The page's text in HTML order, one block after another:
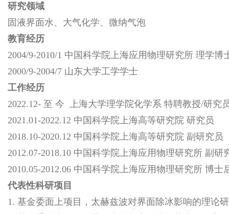
研究领域
固液界面水、大气化学、微纳气泡
教育经历
2004/9-2010/1 中国科学院上海应用物理研究所 理学博
2000/9-2004/7 山东大学工学学士
工作经历
2022.12- 至 今 上海大学理学院化学系 特聘教授/研究
2021.01-2022.12 中国科学院上海高等研究院 研究员
2018.10-2020.12 中国科学院上海高等研究院 副研究员
2012.07-2018.10 中国科学院上海应用物理研究所 副研
2010.05-2012.06 中国科学院上海应用物理研究所 博士
代表性科研项目
1. 基金委面上项目，太赫兹波对界面除冰影响的理论